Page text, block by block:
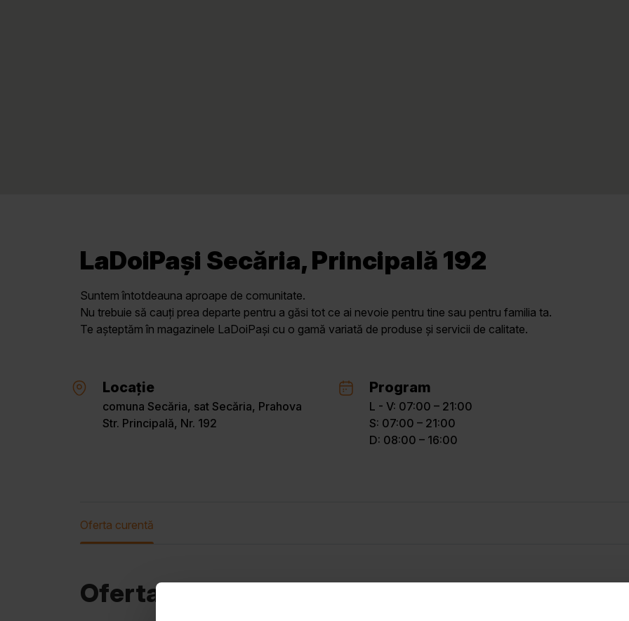
LaDoiPași Secăria, Principală 192
Suntem întotdeauna aproape de comunitate.
Nu trebuie să cauți prea departe pentru a găsi tot ce ai nevoie pentru tine sau pentru familia ta.
Te așteptăm în magazinele LaDoiPași cu o gamă variată de produse și servicii de calitate.
Locație
comuna Secăria, sat Secăria, Prahova
Str. Principală, Nr. 192
Program
L - V: 07:00 – 21:00
S: 07:00 – 21:00
D: 08:00 – 16:00
Oferta curentă
Oferta curentă